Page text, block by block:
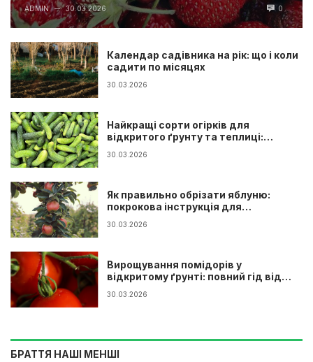
ADMIN — 30.03.2026 0
Календар садівника на рік: що і коли
садити по місяцях
30.03.2026
Найкращі сорти огірків для
відкритого ґрунту та теплиці:
повний гід
30.03.2026
Як правильно обрізати яблуню:
покрокова інструкція для
початківців
30.03.2026
Вирощування помідорів у
відкритому ґрунті: повний гід від
розсади до врожаю
30.03.2026
БРАТТЯ НАШІ МЕНШІ